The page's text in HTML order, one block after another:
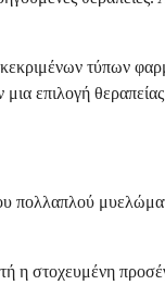
τύπων
επιλογή
πολλαπλού
η στοχευμένη